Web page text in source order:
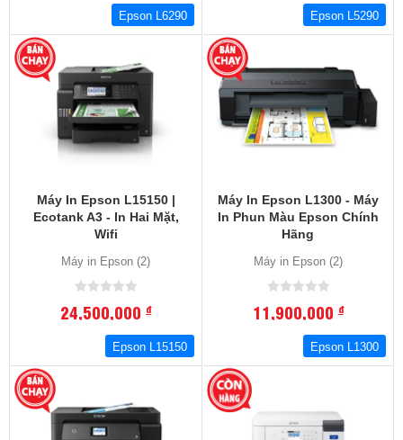
Epson L6290 Epson L5290
Máy In Epson L15150 |
Ecotank A3 - In Hai Mặt,
Wifi
Máy in Epson (2)
24,500,000đ
Epson L15150
Máy In Epson L1300 - Máy
In Phun Màu Epson Chính
Hãng
Máy in Epson (2)
11,900,000đ
Epson L1300